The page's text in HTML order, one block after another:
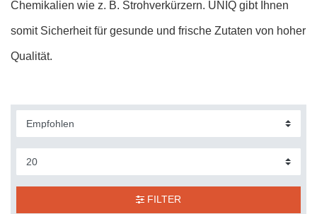
Chemikalien wie z. B. Strohverkürzern. UNIQ gibt Ihnen
somit Sicherheit für gesunde und frische Zutaten von hoher
Qualität.
FILTER